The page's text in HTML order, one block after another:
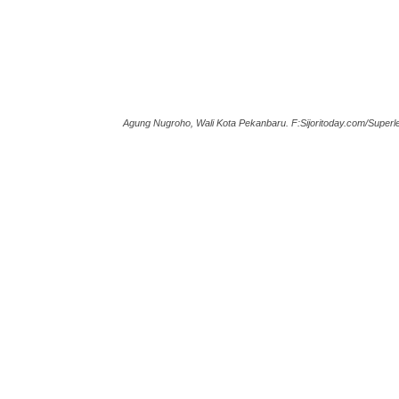
Agung Nugroho, Wali Kota Pekanbaru. F:Sijoritoday.com/